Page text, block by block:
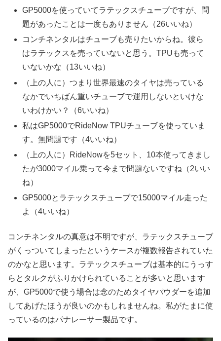
GP5000を使っていてラテックスチューブですが、問
題があったことは一度もありません（26いいね）
コンチネンタルはチューブも売りたいからね。彼ら
はラテックスを売っていないと思う。TPUも売って
いないかな（13いいね）
（上の人に）つまり世界最速のタイヤは売っている
なかでいちばん重いチューブで運用しないといけな
いわけかい？（6いいね）
私はGP5000でRideNow TPUチューブを使っていま
す。無問題です（4いいね）
（上の人に）RideNowを5セット、10本使ってきまし
たが3000マイル乗って今まで問題ないですね（2いい
ね）
GP5000とラテックスチューブで15000マイル走った
よ（4いいね）
コンチネンタルの真意は不明ですが、ラテックスチューブ
がくっついてしまったというケースが複数報告されていた
のかなと思います。ラテックスチューブは基本的にうっす
らとタルクがふりかけられていることが多いと思います
が、GP5000で使う場合は念のためタイヤパウダーを追加
してあげたほうが良いのかもしれませんね。私がたまに使
っているのはパナレーサー製品です。